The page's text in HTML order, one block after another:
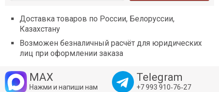
Доставка товаров по России, Белоруссии,
Казахстану
Возможен безналичный расчёт для юридических
лиц при оформлении заказа
MAX
Нажми и напиши нам
Telegram
+7 993 910‑76‑27